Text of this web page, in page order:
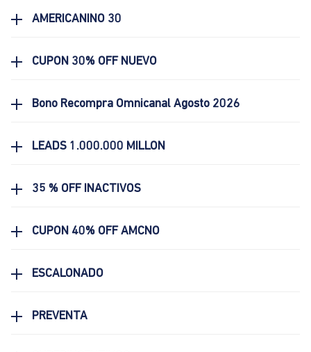
AMERICANINO 30
CUPON 30% OFF NUEVO
Bono Recompra Omnicanal Agosto 2026
LEADS 1.000.000 MILLON
35 % OFF INACTIVOS
CUPON 40% OFF AMCNO
ESCALONADO
PREVENTA